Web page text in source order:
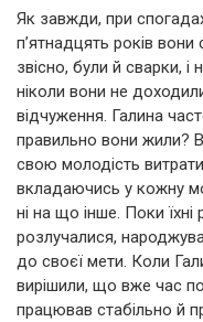
Як завжди, при
п’ятнадцять років
звісно, були й сварки, і
ніколи вони не
відчуження. Галина
правильно вони жили?
свою молодість
вкладаючись у кожну
ні на що інше. Поки
розлучалися,
до своєї мети. Коли
вирішили, що вже час
працював стабільно й